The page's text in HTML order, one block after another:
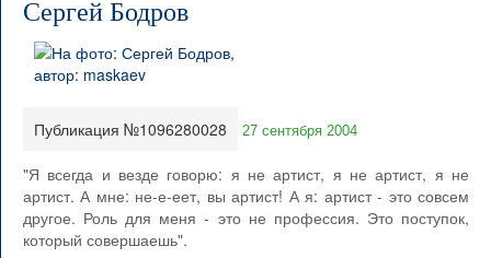
Сергей Бодров
Публикация №1096280028 27 сентября 2004
"Я всегда и везде говорю: я не артист, я не артист, я не
артист. А мне: не-е-еет, вы артист! А я: артист - это совсем
другое. Роль для меня - это не профессия. Это поступок,
который совершаешь".